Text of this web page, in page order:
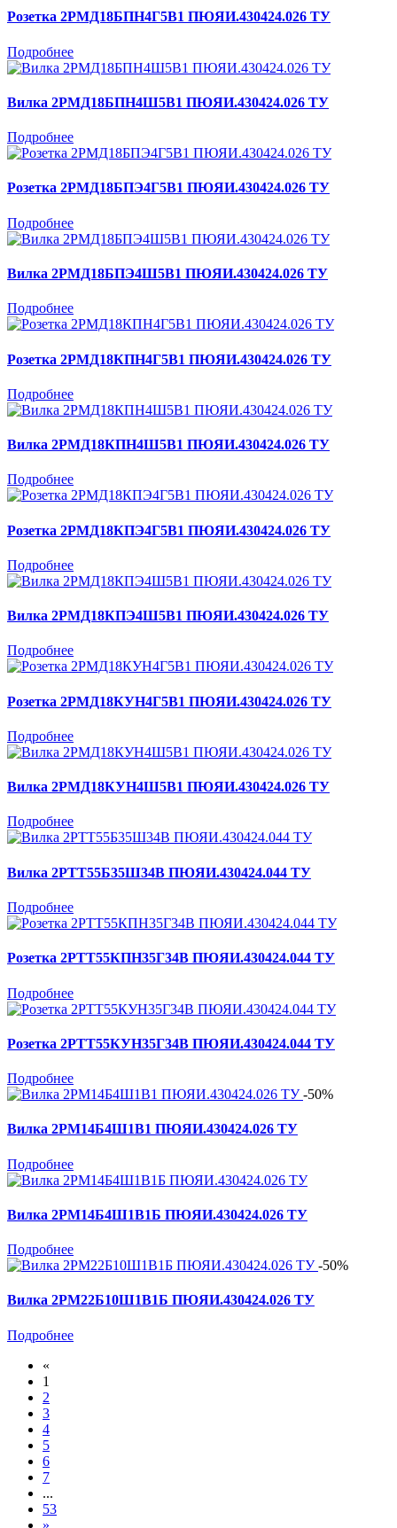
Розетка 2РМД18БПН4Г5В1 ПЮЯИ.430424.026 ТУ
Подробнее
Вилка 2РМД18БПН4Ш5В1 ПЮЯИ.430424.026 ТУ
Подробнее
Розетка 2РМД18БПЭ4Г5В1 ПЮЯИ.430424.026 ТУ
Подробнее
Вилка 2РМД18БПЭ4Ш5В1 ПЮЯИ.430424.026 ТУ
Подробнее
Розетка 2РМД18КПН4Г5В1 ПЮЯИ.430424.026 ТУ
Подробнее
Вилка 2РМД18КПН4Ш5В1 ПЮЯИ.430424.026 ТУ
Подробнее
Розетка 2РМД18КПЭ4Г5В1 ПЮЯИ.430424.026 ТУ
Подробнее
Вилка 2РМД18КПЭ4Ш5В1 ПЮЯИ.430424.026 ТУ
Подробнее
Розетка 2РМД18КУН4Г5В1 ПЮЯИ.430424.026 ТУ
Подробнее
Вилка 2РМД18КУН4Ш5В1 ПЮЯИ.430424.026 ТУ
Подробнее
Вилка 2РТТ55Б35Ш34В ПЮЯИ.430424.044 ТУ
Подробнее
Розетка 2РТТ55КПН35Г34В ПЮЯИ.430424.044 ТУ
Подробнее
Розетка 2РТТ55КУН35Г34В ПЮЯИ.430424.044 ТУ
Подробнее
-50%
Вилка 2РМ14Б4Ш1В1 ПЮЯИ.430424.026 ТУ
Подробнее
Вилка 2РМ14Б4Ш1В1Б ПЮЯИ.430424.026 ТУ
Подробнее
-50%
Вилка 2РМ22Б10Ш1В1Б ПЮЯИ.430424.026 ТУ
Подробнее
«
1
2
3
4
5
6
7
...
53
»